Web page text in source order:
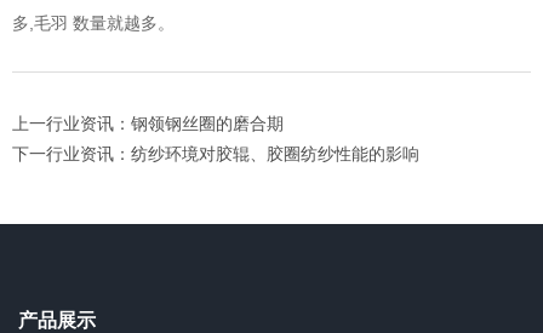
多,毛羽 数量就越多。
上一行业资讯：钢领钢丝圈的磨合期
下一行业资讯：纺纱环境对胶辊、胶圈纺纱性能的影响
产品展示